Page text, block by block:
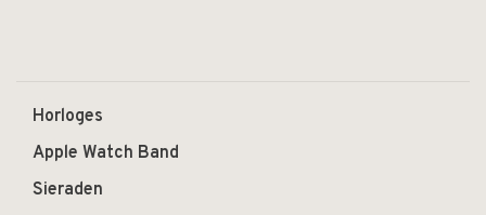
Horloges
Apple Watch Band
Sieraden